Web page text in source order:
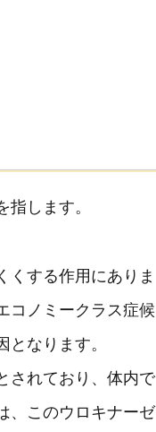
します。
くする作用にありま
コノミークラス症候
なります。
されており、体内で
、このウロキナーゼ